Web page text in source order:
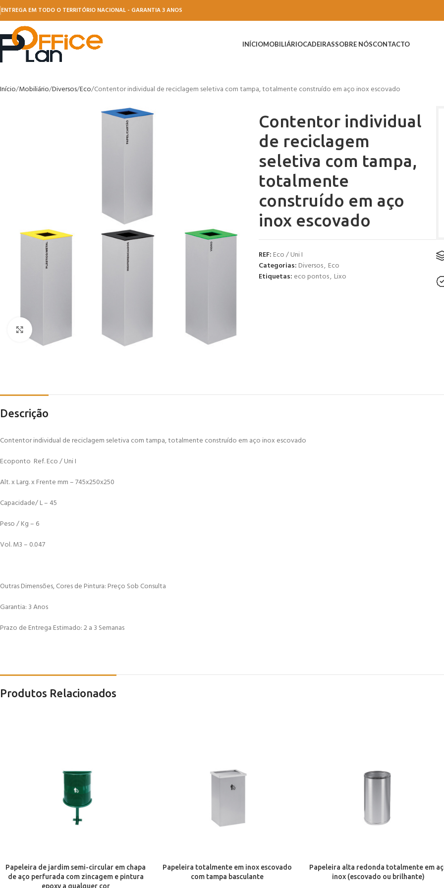
ENTREGA EM TODO O TERRITÓRIO NACIONAL - GARANTIA 3 ANOS
INÍCIOMOBILIÁRIOCADEIRASSOBRE NÓSCONTACTO
Início Mobiliário Diversos Eco Contentor individual de reciclagem seletiva com tampa, totalmente construído em aço inox escovado
Contentor individual
de reciclagem
seletiva com tampa,
totalmente
construído em aço
inox escovado
REF: Eco / Uni I
Categorias: Diversos, Eco
Etiquetas: eco pontos, Lixo
Descrição
Contentor individual de reciclagem seletiva com tampa, totalmente construído em aço inox escovado
Ecoponto Ref. Eco / Uni I
Alt. x Larg. x Frente mm – 745x250x250
Capacidade/ L – 45
Peso / Kg – 6
Vol. M3 – 0.047
Outras Dimensões, Cores de Pintura: Preço Sob Consulta
Garantia: 3 Anos
Prazo de Entrega Estimado: 2 a 3 Semanas
Produtos Relacionados
Papeleira de jardim semi-circular em chapa
de aço perfurada com zincagem e pintura
epoxy a qualquer cor
Papeleira totalmente em inox escovado
com tampa basculante
Papeleira alta redonda totalmente em
inox (escovado ou brilhante)